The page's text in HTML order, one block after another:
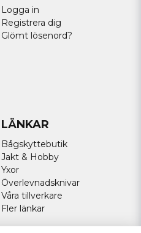
Logga in
Registrera dig
Glömt lösenord?
LÄNKAR
Bågskyttebutik
Jakt & Hobby
Yxor
Överlevnadsknivar
Våra tillverkare
Fler länkar